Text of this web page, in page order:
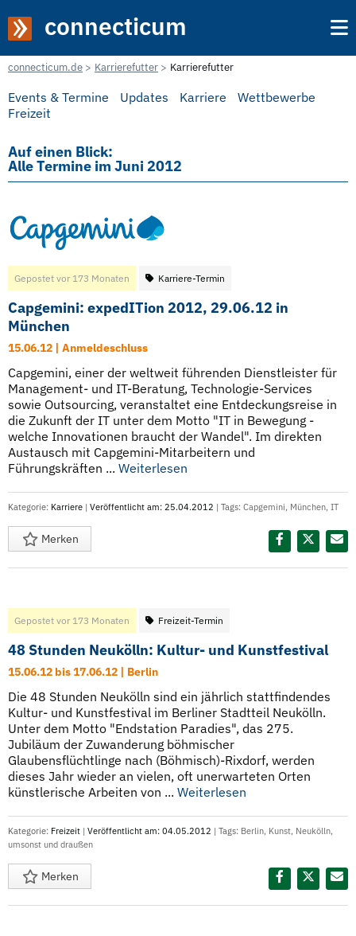
connecticum
connecticum.de Karrierefutter Karrierefutter
Events & Termine Updates Karriere
Wettbewerbe
Freizeit
Auf einen Blick:
Alle Termine im Juni 2012
Gepostet vor 173 Monaten Karriere-Termin
Capgemini: expedITion 2012, 29.06.12 in
München
15.06.12 | Anmeldeschluss
Capgemini, einer der weltweit führenden Dienstleister für
Management- und IT-Beratung, Technologie-Services
sowie Outsourcing, veranstaltet eine Entdeckungsreise in
die Zukunft der IT unter dem Motto "IT in Bewegung -
welche Innovationen braucht der Wandel". Im direkten
Austausch mit Capgemini-Mitarbeitern und
Führungskräften ... Weiterlesen
Kategorie: Karriere | Veröffentlicht am: 25.04.2012 | Tags: Capgemini, München, IT
Merken
Gepostet vor 173 Monaten Freizeit-Termin
48 Stunden Neukölln: Kultur- und Kunstfestival
15.06.12 bis 17.06.12 | Berlin
Die 48 Stunden Neukölln sind ein jährlich stattfindendes
Kultur- und Kunstfestival im Berliner Stadtteil Neukölln.
Unter dem Motto "Endstation Paradies", das 275.
Jubiläum der Zuwanderung böhmischer
Glaubensflüchtlinge nach (Böhmisch)-Rixdorf, werden
dieses Jahr wieder an vielen, oft unerwarteten Orten
künstlerische Arbeiten von ... Weiterlesen
Kategorie: Freizeit | Veröffentlicht am: 04.05.2012 | Tags: Berlin, Kunst, Neukölln,
umsonst und draußen
Merken